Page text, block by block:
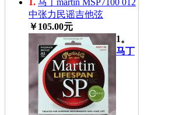
1. 马丁martin MSP7100 012
中张力民谣吉他弦
￥105.00元
1。
马丁